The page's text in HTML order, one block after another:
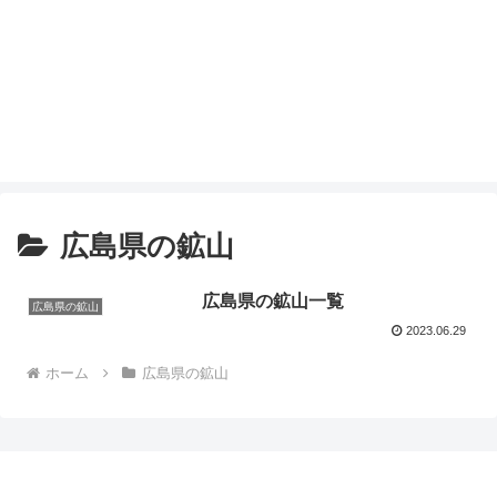
広島県の鉱山
広島県の鉱山 広島県の鉱山一覧
2023.06.29
ホーム 広島県の鉱山